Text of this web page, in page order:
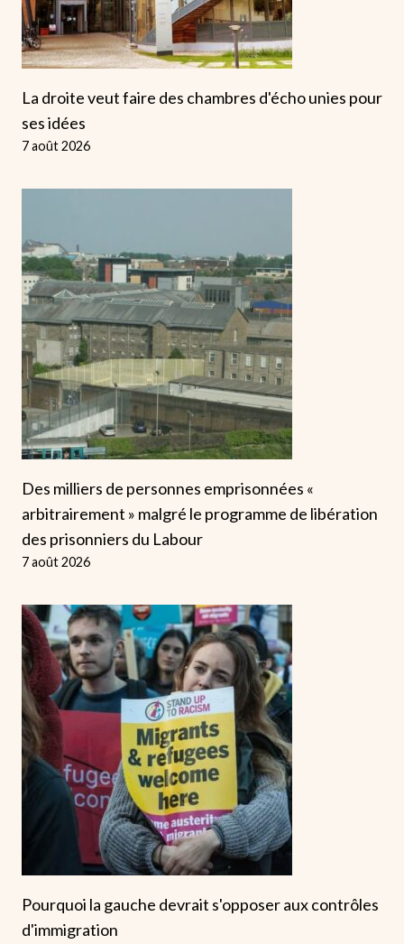
La droite veut faire des chambres d'écho unies pour
ses idées
7 août 2026
Des milliers de personnes emprisonnées «
arbitrairement » malgré le programme de libération
des prisonniers du Labour
7 août 2026
Pourquoi la gauche devrait s'opposer aux contrôles
d'immigration